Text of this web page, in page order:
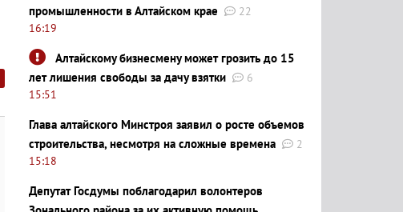
промышленности в Алтайском крае
22
16:19
Алтайскому бизнесмену может грозить до 15
лет лишения свободы за дачу взятки
6
15:51
Глава алтайского Минстроя заявил о росте объемов
строительства, несмотря на сложные времена
2
15:18
Депутат Госдумы поблагодарил волонтеров